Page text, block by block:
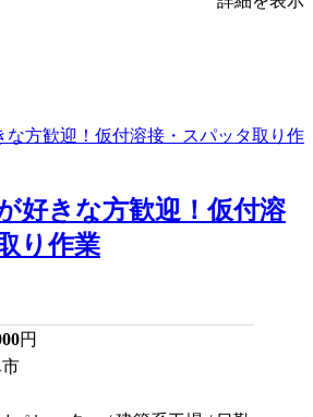
好きな方歓迎！仮付溶
り作業
円